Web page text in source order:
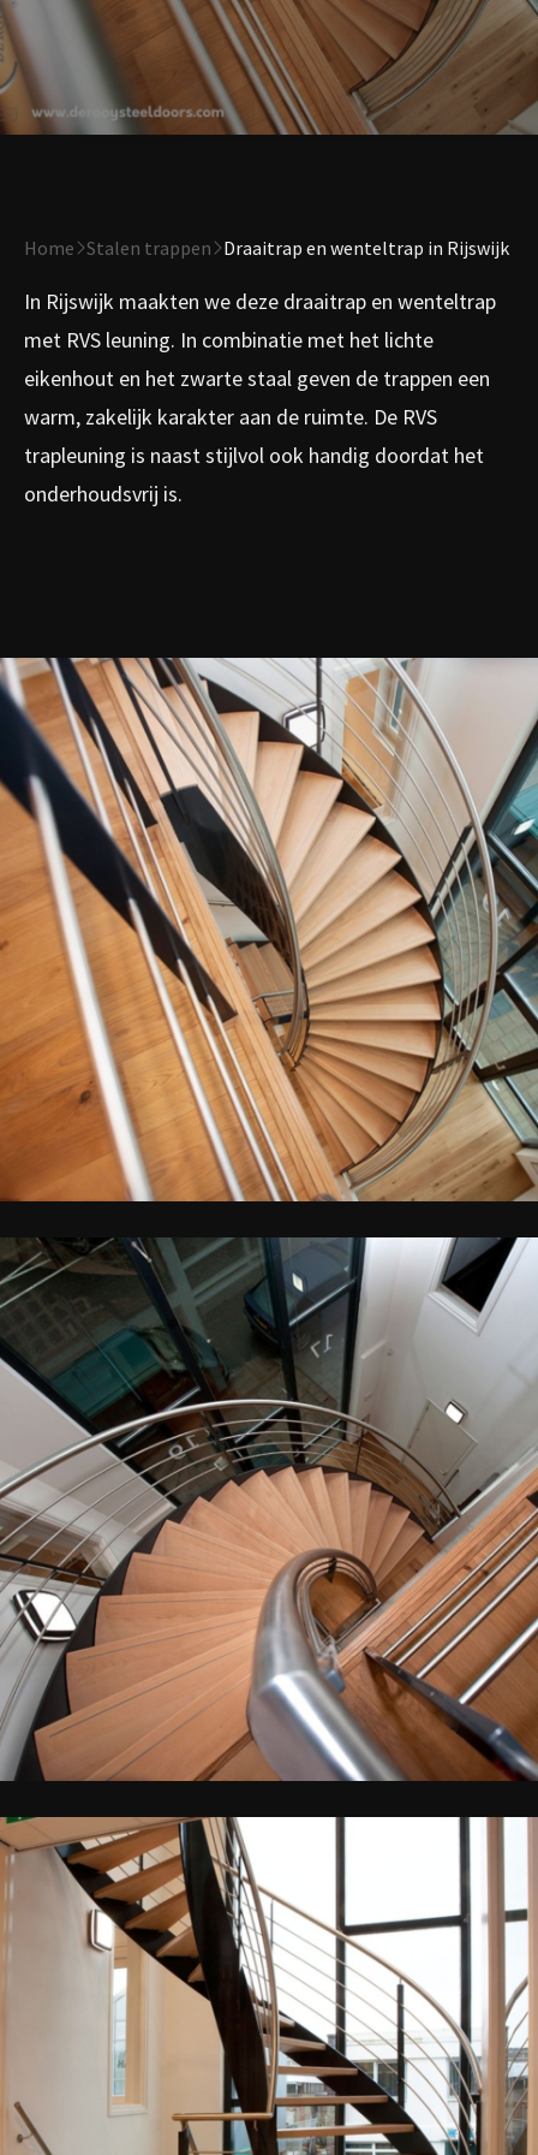
Home Stalen trappen Draaitrap en wenteltrap in Rijswijk
In Rijswijk maakten we deze draaitrap en wenteltrap
met RVS leuning. In combinatie met het lichte
eikenhout en het zwarte staal geven de trappen een
warm, zakelijk karakter aan de ruimte. De RVS
trapleuning is naast stijlvol ook handig doordat het
onderhoudsvrij is.